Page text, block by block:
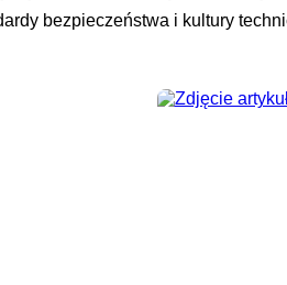
bezpieczeństwa i kultury